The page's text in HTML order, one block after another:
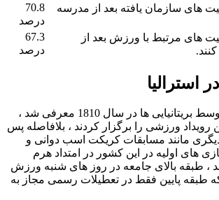
های سازمان یافته بعد از مدرسه
70.8
درصد
های مرتبط با ورزش بعد از
67.3
درصد
استرالیا
توسط بریتانیایی ها در سال 1810 معرفی شد ،
رویداد ورزشی را برگزار کردند ، بلافاصله پس
مانند مسابقات کریکت اسب دوانی و
های اولیه در این کشور در امتداد هرم
، طبقه بالای جامعه در روز های شنبه ورزش
طبقه پایین فقط در تعطیلات رسمی مجاز به